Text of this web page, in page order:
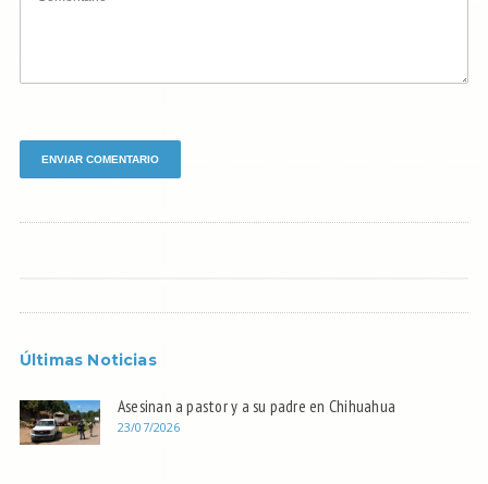
Últimas Noticias
Asesinan a pastor y a su padre en Chihuahua
23/07/2026